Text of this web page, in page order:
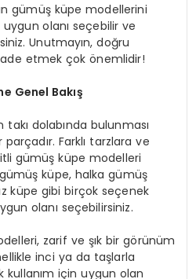
gümüş küpe modellerini
uygun olanı seçebilir ve
Unutmayın, doğru
etmek çok önemlidir!
Genel Bakış
takı dolabında bulunması
Farklı tarzlara ve
gümüş küpe modelleri
küpe, halka gümüş
küpe gibi birçok seçenek
olanı seçebilirsiniz.
zarif ve şık bir görünüm
inci ya da taşlarla
kullanım için uygun olan